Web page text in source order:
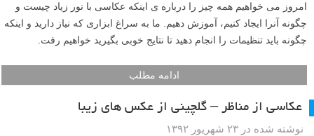
امروز می خواهیم همه چیز را درباره ی اینکه عکاسی با نور زیاد چیست و
چگونه آنرا ایجاد کنیم، آموزش دهیم. ما به سراغ ابزاری که نیاز دارید و اینکه
چگونه باید تنظیمات را انجام دهید تا نتایج خوبی بگیرید خواهیم رفت.
ادامه مطلب
عکاسی از مناظر – گلچینی از عکس های زیبا
نوشته شده در ۲۳ شهریور ۱۳۹۲